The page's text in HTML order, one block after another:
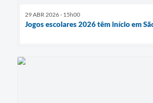
29 ABR 2026 - 15h00
Jogos escolares 2026 têm início em